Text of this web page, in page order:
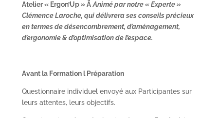
Atelier « Ergon’Up »Ä Animé par notre « Experte »
Clémence Laroche, qui délivrera ses conseils précieux
en termes de désencombrement, d’aménagement,
d’ergonomie & d’optimisation de l’espace.
Avant la Formation lPréparation
Questionnaire individuel envoyé aux Participantes sur
leurs attentes, leurs objectifs.